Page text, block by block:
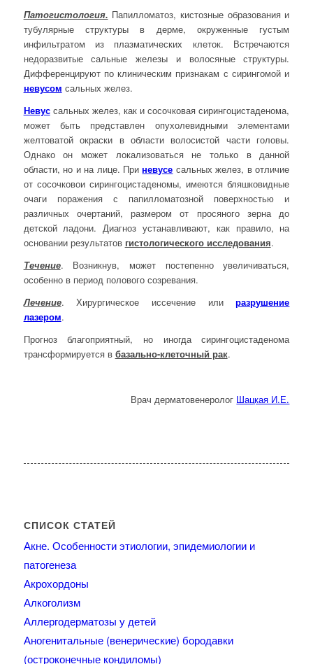
Патогистология. Папилломатоз, кистозные образования и
тубулярные структуры в дерме, окруженные густым
инфильтратом из плазматических клеток. Встречаются
недоразвитые сальные железы и волосяные структуры.
Дифференцируют по клиническим признакам с сирингомой и
невусом сальных желез.
Невуссальных желез, как и сосочковая сирингоцистаденома,
может быть представлен опухолевидными элементами
желтоватой окраски в области волосистой части головы.
Однако он может локализоваться не только в данной
области, но и на лице. Приневусе сальных желез, в отличие
от сосочковои сирингоцистаденомы, имеются бляшковидные
очаги поражения с папилломатозной поверхностью и
различных очертаний, размером от просяного зерна до
детской ладони. Диагноз устанавливают, как правило, на
основании результатов гистологического исследования.
Течение. Возникнув, может постепенно увеличиваться,
особенно в период полового созревания.
Лечение. Хирургическое иссечение илиразрушение
лазером.
Прогноз благоприятный, но иногда сирингоцистаденома
трансформируется в базально-клеточный рак.
Врач дерматовенеролог Шацкая И.Е.
СПИСОК СТАТЕЙ
Акне. Особенности этиологии, эпидемиологии и
патогенеза
Акрохордоны
Алкоголизм
Аллергодерматозы у детей
Аногенитальные (венерические) бородавки
(остроконечные кондиломы)